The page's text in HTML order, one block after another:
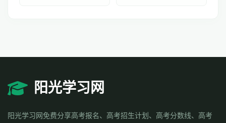
阳光学习网
阳光学习网免费分享高考报名、高考招生计划、高考分数线、高考